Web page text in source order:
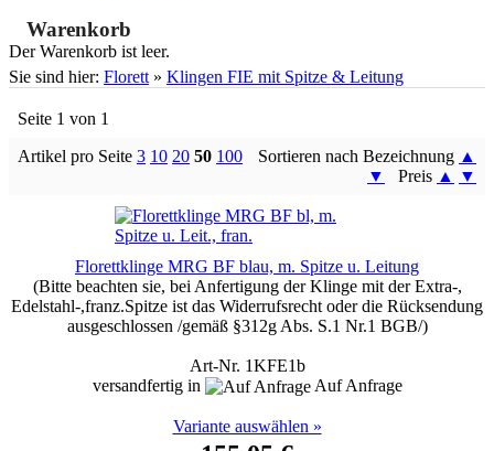
Warenkorb
Der Warenkorb ist leer.
Sie sind hier: Florett » Klingen FIE mit Spitze & Leitung
Seite 1 von 1
Artikel pro Seite 3 10 20 50 100 Sortieren nach Bezeichnung ▲
▼
Preis ▲ ▼
Florettklinge MRG BF blau, m. Spitze u. Leitung
(Bitte beachten sie, bei Anfertigung der Klinge mit der Extra-,
Edelstahl-,franz.Spitze ist das Widerrufsrecht oder die Rücksendung
ausgeschlossen /gemäß §312g Abs. S.1 Nr.1 BGB/)
Art-Nr. 1KFE1b
versandfertig in
Auf Anfrage
Variante auswählen »